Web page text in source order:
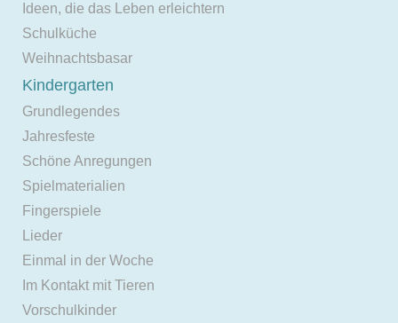
Ideen, die das Leben erleichtern
Schulküche
Weihnachtsbasar
Kindergarten
Grundlegendes
Jahresfeste
Schöne Anregungen
Spielmaterialien
Fingerspiele
Lieder
Einmal in der Woche
Im Kontakt mit Tieren
Vorschulkinder